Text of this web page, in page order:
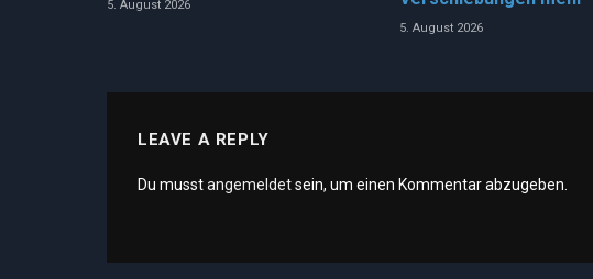
5. August 2026
5. August 2026
LEAVE A REPLY
Du musstangemeldetsein, um einen Kommentar abzugeben.